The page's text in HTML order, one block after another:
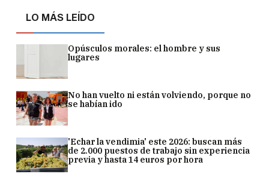
LO MÁS LEÍDO
Opúsculos morales: el hombre y sus
lugares
No han vuelto ni están volviendo, porque no
se habían ido
'Echar la vendimia' este 2026: buscan más
de 2.000 puestos de trabajo sin experiencia
previa y hasta 14 euros por hora